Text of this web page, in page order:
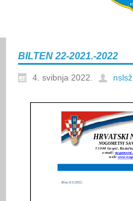
BILTEN 22-2021.-2022
4. svibnja 2022. nslsž